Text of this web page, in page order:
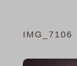
IMG_7106